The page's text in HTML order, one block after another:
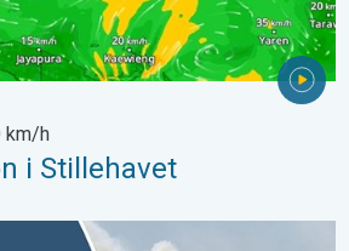
km/h
i Stillehavet
Tørke og kraftig vind. . .